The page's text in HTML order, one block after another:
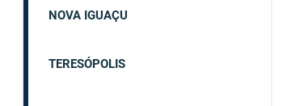
NOVA IGUAÇU
TERESÓPOLIS